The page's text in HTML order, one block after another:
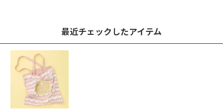
最近チェックしたアイテム